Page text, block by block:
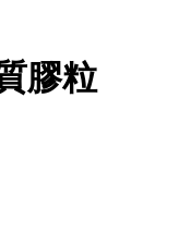
膠粒